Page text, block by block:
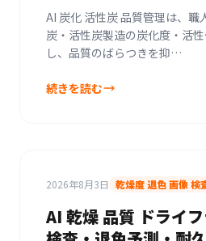
AI 炭化 活性炭 品質管理は、職
炭・活性炭製造の炭化度・活
し、品質のばらつきを抑…
続きを読む
2026年8月3日 乾燥度 退色 画像 検
AI 乾燥 品質 ドライ